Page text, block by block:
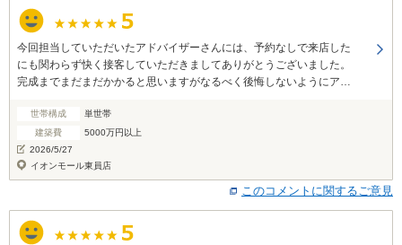
今回担当していただいたアドバイザーさんには、予約なしで来店した
にも関わらず快く接客していただきましてありがとうございました。
完成までまだまだかかると思いますがなるべく後悔しないようにアド
世帯構成
単世帯
建築費
5000万円以上
2026/5/27
イオンモール東員店
このコメントに関するご意見